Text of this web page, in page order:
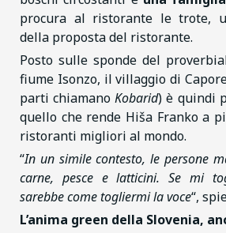
procura al ristorante le trote,
della proposta del ristorante.
Posto sulle sponde del
fiume Isonzo, il villaggio di
parti chiamanoKobarid) è quindi
quello che rende Hiša Franko a
ristoranti migliori al mondo.
“In un simile contesto, le persone
carne, pesce e latticini. Se mi
sarebbe come togliermi la voce“,
L’anima green della Slovenia,